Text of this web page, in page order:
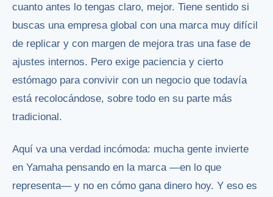
cuanto antes lo tengas claro, mejor. Tiene sentido si
buscas una empresa global con una marca muy difícil
de replicar y con margen de mejora tras una fase de
ajustes internos. Pero exige paciencia y cierto
estómago para convivir con un negocio que todavía
está recolocándose, sobre todo en su parte más
tradicional.
Aquí va una verdad incómoda: mucha gente invierte
en Yamaha pensando en la marca —en lo que
representa— y no en cómo gana dinero hoy. Y eso es